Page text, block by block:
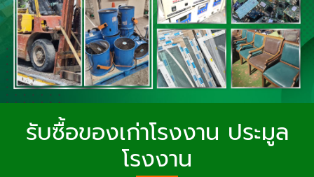
รับซื้อของเก่าโรงงาน ประมูล
โรงงาน